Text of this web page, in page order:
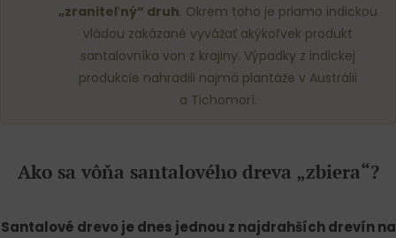
„zraniteľný“ druh. Okrem toho je priamo indickou
vládou zakázané vyvážať akýkoľvek produkt
santalovníka von z krajiny. Výpadky z indickej
produkcie nahradili najmä plantáže v Austrálii
a Tichomorí.
Ako sa vôňa santalového dreva „zbiera“?
Santalové drevo je dnes jednou z najdrahších drevín na